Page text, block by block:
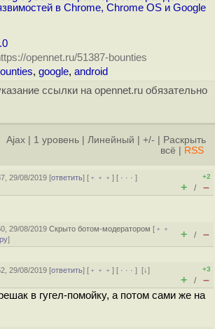
в Chrome, Chrome OS и Google
opennet.ru/51387-bounties
, google, android
ссылки на opennet.ru обязательно
Ajax 1 уровень Линейный +/-
Раскрыть
всё
RSS
29/08/2019 [ответить] [ ﹢﹢﹢] [ · · ·]
+2
+ / –
29/08/2019Скрыто ботом-модератором [ ﹢﹢
] + / –
29/08/2019 [ответить] [ ﹢﹢﹢] [ · · ·][↓]
+3
+ / –
в гугел-помойку, а потом сами же на